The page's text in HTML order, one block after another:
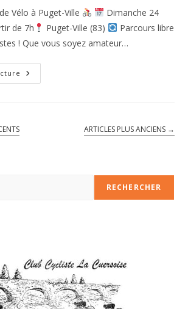
Vélo à Puget-Ville
Dimanche 24
de 7h Puget-Ville (83)
Parcours libre
! Que vous soyez amateur…
Concentration
ARTICLES PLUS ANCIENS →
RECHERCHER